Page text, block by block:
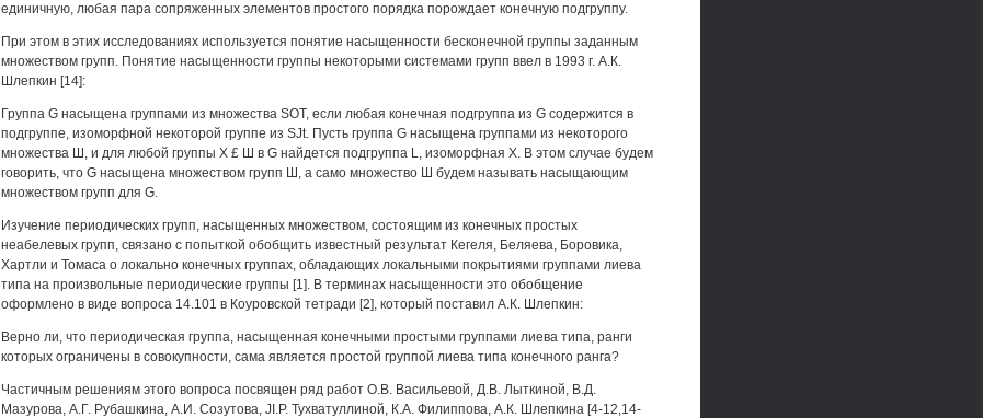
единичную, любая пара сопряженных элементов простого порядка порождает конечную подгруппу.
При этом в этих исследованиях используется понятие насыщенности бесконечной группы заданным
множеством групп. Понятие насыщенности группы некоторыми системами групп ввел в 1993 г. А.К.
Шлепкин [14]:
Группа G насыщена группами из множества SOT, если любая конечная подгруппа из G содержится в
подгруппе, изоморфной некоторой группе из SJt. Пусть группа G насыщена группами из некоторого
множества Ш, и для любой группы X £ Ш в G найдется подгруппа L, изоморфная X. В этом случае будем
говорить, что G насыщена множеством групп Ш, а само множество Ш будем называть насыщающим
множеством групп для G.
Изучение периодических групп, насыщенных множеством, состоящим из конечных простых
неабелевых групп, связано с попыткой обобщить известный результат Кегеля, Беляева, Боровика,
Хартли и Томаса о локально конечных группах, обладающих локальными покрытиями группами лиева
типа на произвольные периодические группы [1]. В терминах насыщенности это обобщение
оформлено в виде вопроса 14.101 в Коуровской тетради [2], который поставил А.К. Шлепкин:
Верно ли, что периодическая группа, насыщенная конечными простыми группами лиева типа, ранги
которых ограничены в совокупности, сама является простой группой лиева типа конечного ранга?
Частичным решениям этого вопроса посвящен ряд работ О.В. Васильевой, Д.В. Лыткиной, В.Д.
Мазурова, А.Г. Рубашкина, А.И. Созутова, JI.P. Тухватуллиной, К.А. Филиппова, А.К. Шлепкина [4-12,14-